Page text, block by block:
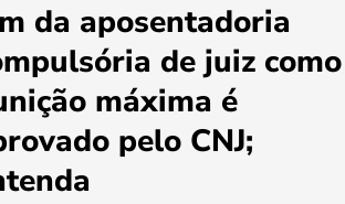
da aposentadoria
de juiz como
máxima é
pelo CNJ;